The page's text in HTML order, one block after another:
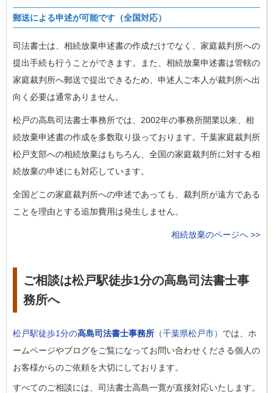
郵送による申述が可能です（全国対応）
司法書士は、相続放棄申述書の作成だけでなく、家庭裁判所への
提出手続も行うことができます。また、相続放棄申述書は管轄の
家庭裁判所へ郵送で提出できるため、申述人ご本人が裁判所へ出
向く必要は通常ありません。
松戸の高島司法書士事務所では、2002年の事務所開業以来、相
続放棄申述書の作成を多数取り扱っております。千葉家庭裁判所
松戸支部への相続放棄はもちろん、全国の家庭裁判所に対する相
続放棄の申述にも対応しています。
全国どこの家庭裁判所への申述であっても、裁判所が遠方である
ことを理由とする追加費用は発生しません。
相続放棄のページへ >>
ご相談は松戸駅徒歩1分の高島司法書士事
務所へ
松戸駅徒歩1分の高島司法書士事務所 （千葉県松戸市） では、ホ
ームページやブログをご覧になってお問い合わせくださる個人の
お客様からのご依頼を大切にしております。
すべてのご相談には、司法書士高島一寛が直接対応いたします。